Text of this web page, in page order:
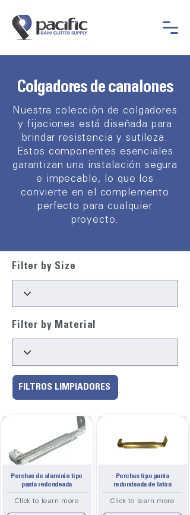
Colgadores de canalones
Nuestra colección de colgadores
y fijaciones está diseñada para
brindar resistencia y sutileza.
Estos componentes esenciales
garantizan una instalación segura
e impecable, lo que los
convierte en el complemento
perfecto para cualquier
proyecto.
Filter by Size
Filter by Material
FILTROS LIMPIADORES
Perchas de aluminio tipo
punta redondeada
Click to learn more
Perchas tipo punta
redondeada de latón
Click to learn more